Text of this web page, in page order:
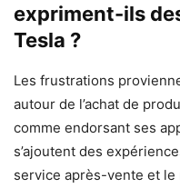
expriment-ils
Tesla ?
Les frustrations
autour de l’achat de
comme endorsant ses
s’ajoutent des
service après-vente et le